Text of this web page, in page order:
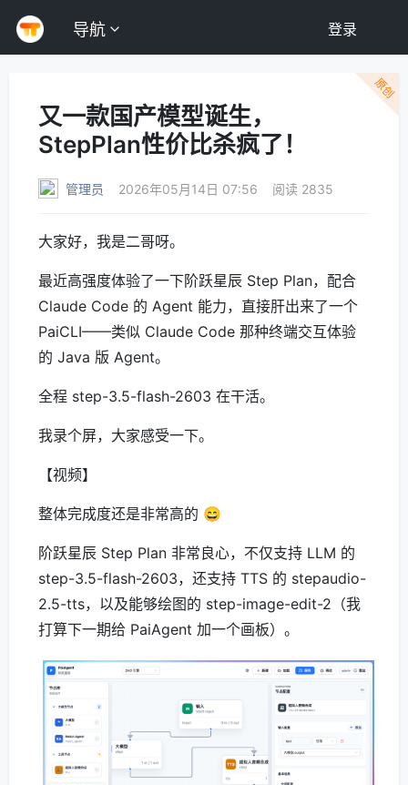
导航 登录
原创
又一款国产模型诞生，
StepPlan性价比杀疯了！
管理员 2026年05月14日 07:56 阅读 2835
大家好，我是二哥呀。
最近高强度体验了一下阶跃星辰 Step Plan，配合
Claude Code 的 Agent 能力，直接肝出来了一个
PaiCLI——类似 Claude Code 那种终端交互体验
的 Java 版 Agent。
全程 step-3.5-flash-2603 在干活。
我录个屏，大家感受一下。
【视频】
整体完成度还是非常高的 😄
阶跃星辰 Step Plan 非常良心，不仅支持 LLM 的
step-3.5-flash-2603，还支持 TTS 的 stepaudio-
2.5-tts，以及能够绘图的 step-image-edit-2（我
打算下一期给 PaiAgent 加一个画板）。